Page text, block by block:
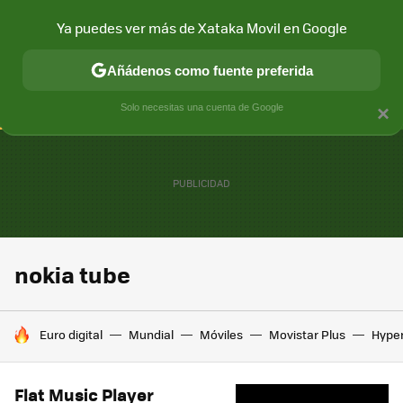
CONECTIVIDAD MÓVIL Y SOCIEDAD APLICACIONES
nokia tube
HOY SE HABLA DE
Euro digital Mundial Móviles Movistar Plus
Flat Music Player
×
Ya puedes ver más de Xataka Movil en Google
Añádenos como fuente preferida
Solo necesitas una cuenta de Google